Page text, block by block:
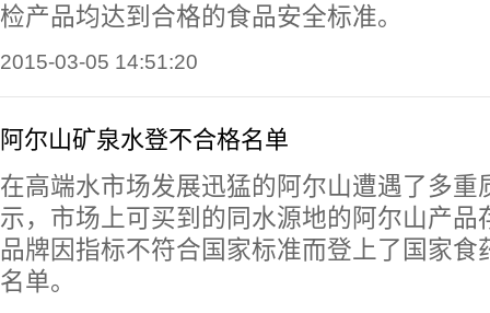
检产品均达到合格的食品安全标准。
2015-03-05 14:51:20
阿尔山矿泉水登不合格名单
在高端水市场发展迅猛的阿尔山遭遇了多重
示，市场上可买到的同水源地的阿尔山产品
品牌因指标不符合国家标准而登上了国家食
名单。